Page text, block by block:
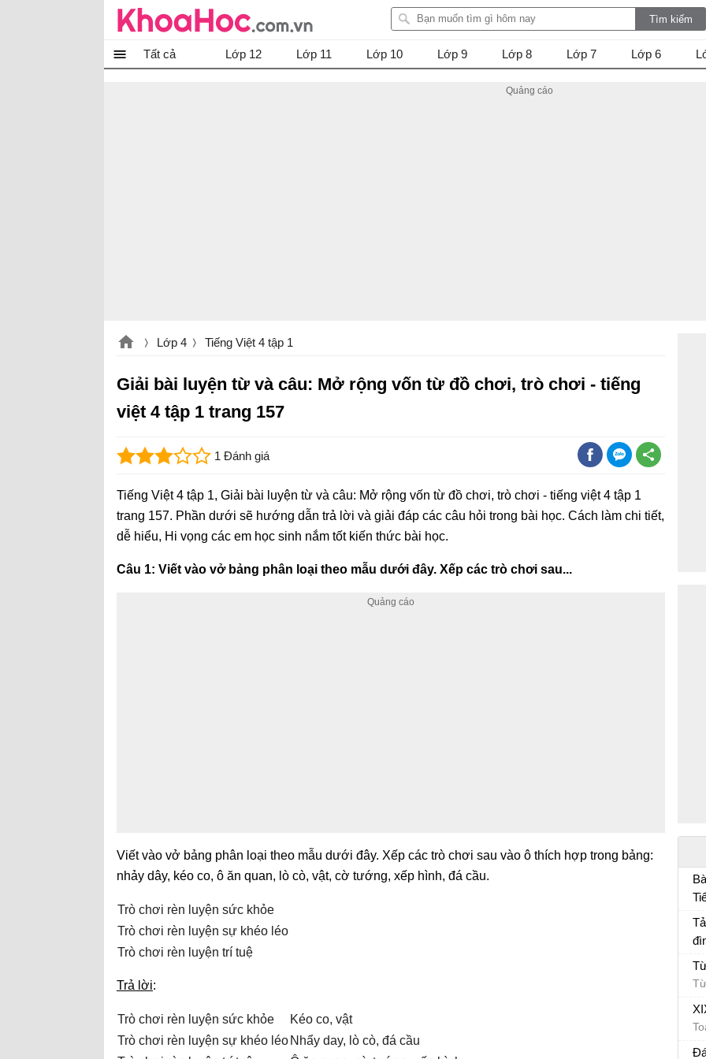
Tất cả Lớp 12 Lớp 11 Lớp 10 Lớp 9 Lớp 8 Lớp 7 Lớp 6
Lớp 4 Tiếng Việt 4 tập 1
Giải bài luyện từ và câu: Mở rộng vốn từ đồ chơi, trò chơi - tiếng
việt 4 tập 1 trang 157
1 Đánh giá
Tiếng Việt 4 tập 1, Giải bài luyện từ và câu: Mở rộng vốn từ đồ chơi, trò chơi - tiếng việt 4 tập 1
trang 157. Phần dưới sẽ hướng dẫn trả lời và giải đáp các câu hỏi trong bài học. Cách làm chi tiết,
dễ hiểu, Hi vọng các em học sinh nắm tốt kiến thức bài học.
Câu 1: Viết vào vở bảng phân loại theo mẫu dưới đây. Xếp các trò chơi sau...
Viết vào vở bảng phân loại theo mẫu dưới đây. Xếp các trò chơi sau vào ô thích hợp trong bảng:
nhảy dây, kéo co, ô ăn quan, lò cò, vật, cờ tướng, xếp hình, đá cầu.
Trò chơi rèn luyện sức khỏe
Trò chơi rèn luyện sự khéo léo
Trò chơi rèn luyện trí tuệ
Trả lời:
Trò chơi rèn luyện sức khỏe
Kéo co, vật
Trò chơi rèn luyện sự khéo léo Nhẩy day, lò cò, đá cầu